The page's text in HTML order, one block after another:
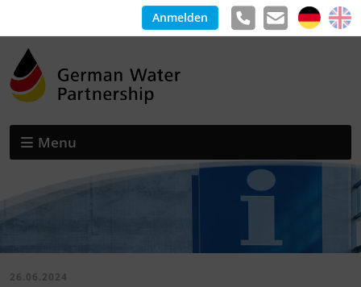
Anmelden
Menu
26.06.2024